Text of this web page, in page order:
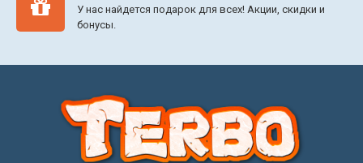
У нас найдется подарок для всех! Акции, скидки и
бонусы.